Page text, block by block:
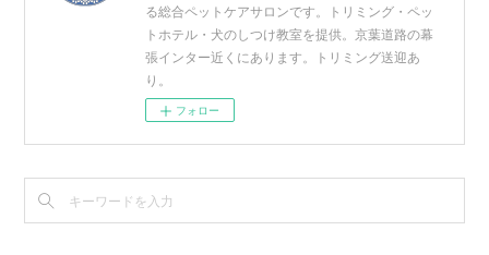
る総合ペットケアサロンです。トリミング・ペッ
トホテル・犬のしつけ教室を提供。京葉道路の幕
張インター近くにあります。トリミング送迎あ
り。
フォロー